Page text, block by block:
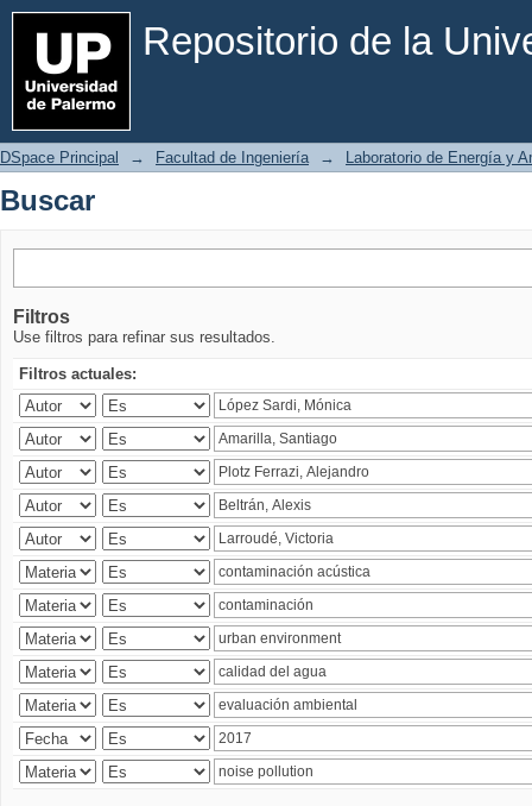
Repositorio de la
Buscar
DSpace Principal → Facultad de Ingeniería → Laboratorio de Energía y
Buscar
Filtros
Use filtros para refinar sus resultados.
Filtros actuales: